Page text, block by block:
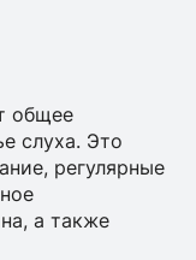
общее
слуха. Это
регулярные
а также